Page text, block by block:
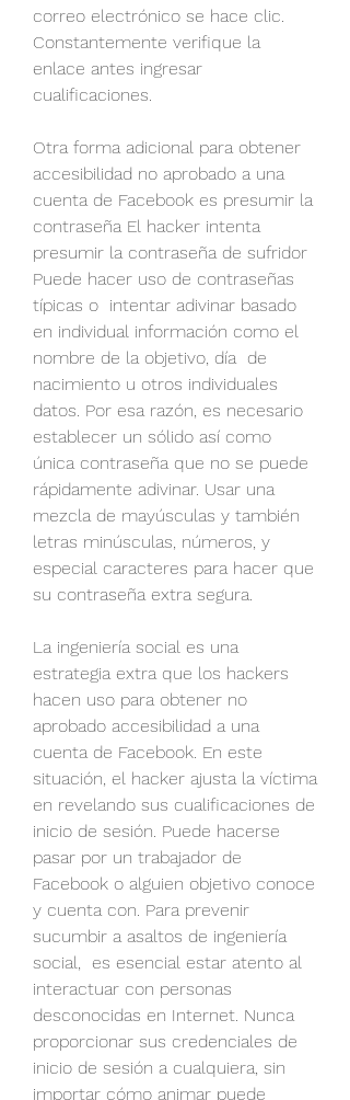
correo electrónico se hace clic.
Constantemente verifique la
enlace antes ingresar
cualificaciones.
Otra forma adicional para obtener
accesibilidad no aprobado a una
cuenta de Facebook es presumir la
contraseña El hacker intenta
presumir la contraseña de sufridor
Puede hacer uso de contraseñas
típicas o  intentar adivinar basado
en individual información como el
nombre de la objetivo, día  de
nacimiento u otros individuales
datos. Por esa razón, es necesario
establecer un sólido así como
única contraseña que no se puede
rápidamente adivinar. Usar una
mezcla de mayúsculas y también
letras minúsculas, números, y
especial caracteres para hacer que
su contraseña extra segura.
La ingeniería social es una
estrategia extra que los hackers
hacen uso para obtener no
aprobado accesibilidad a una
cuenta de Facebook. En este
situación, el hacker ajusta la víctima
en revelando sus cualificaciones de
inicio de sesión. Puede hacerse
pasar por un trabajador de
Facebook o alguien objetivo conoce
y cuenta con. Para prevenir
sucumbir a asaltos de ingeniería
social,  es esencial estar atento al
interactuar con personas
desconocidas en Internet. Nunca
proporcionar sus credenciales de
inicio de sesión a cualquiera, sin
importar cómo animar puede